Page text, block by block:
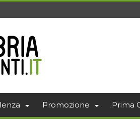
Promozione Prima